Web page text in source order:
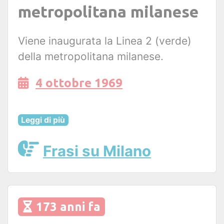
metropolitana milanese
Viene inaugurata la Linea 2 (verde)
della metropolitana milanese.
4 ottobre 1969
Leggi di più
Frasi su Milano
173 anni fa